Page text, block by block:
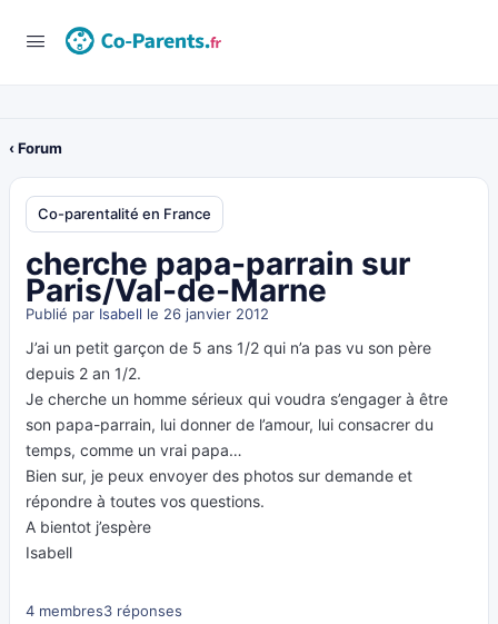
‹ Forum
Co-parentalité en France
cherche papa-parrain sur
Paris/Val-de-Marne
Publié par Isabell le 26 janvier 2012
J’ai un petit garçon de 5 ans 1/2 qui n’a pas vu son père
depuis 2 an 1/2.
Je cherche un homme sérieux qui voudra s’engager à être
son papa-parrain, lui donner de l’amour, lui consacrer du
temps, comme un vrai papa…
Bien sur, je peux envoyer des photos sur demande et
répondre à toutes vos questions.
A bientot j’espère
Isabell
4 membres3 réponses